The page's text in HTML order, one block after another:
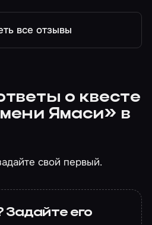
все отзывы
о квесте
Ямаси» в
свой первый.
Задайте его